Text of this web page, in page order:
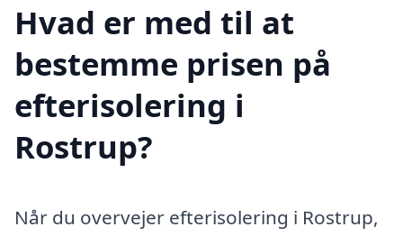
Hvad er med til at
bestemme prisen på
efterisolering i
Rostrup?
Når du overvejer efterisolering i Rostrup,